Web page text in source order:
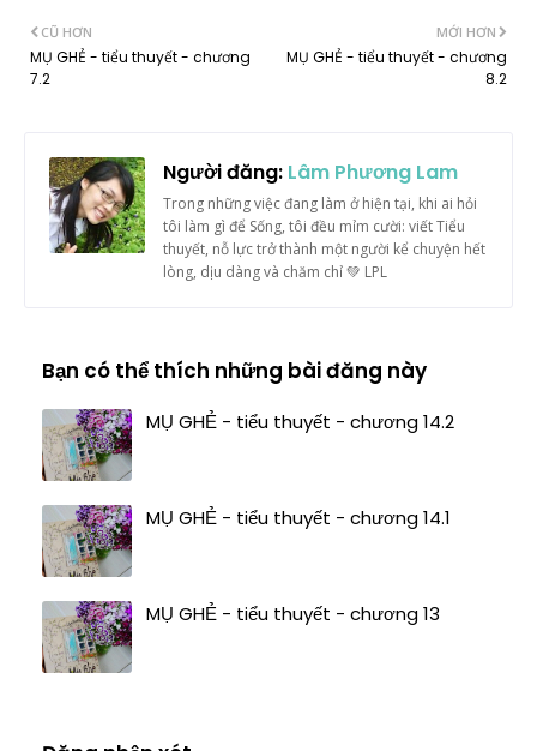
MỚI HƠN
MỤ GHẺ - tiểu thuyết - chương
8.2
CŨ HƠN
MỤ GHẺ - tiểu thuyết - chương
7.2
Người đăng: Lâm Phương Lam
Trong những việc đang làm ở hiện tại, khi ai hỏi
tôi làm gì để Sống, tôi đều mỉm cười: viết Tiểu
thuyết, nỗ lực trở thành một người kể chuyện hết
lòng, dịu dàng và chăm chỉ 💚 LPL
Bạn có thể thích những bài đăng này
MỤ GHẺ - tiểu thuyết - chương 14.2
MỤ GHẺ - tiểu thuyết - chương 14.1
MỤ GHẺ - tiểu thuyết - chương 13